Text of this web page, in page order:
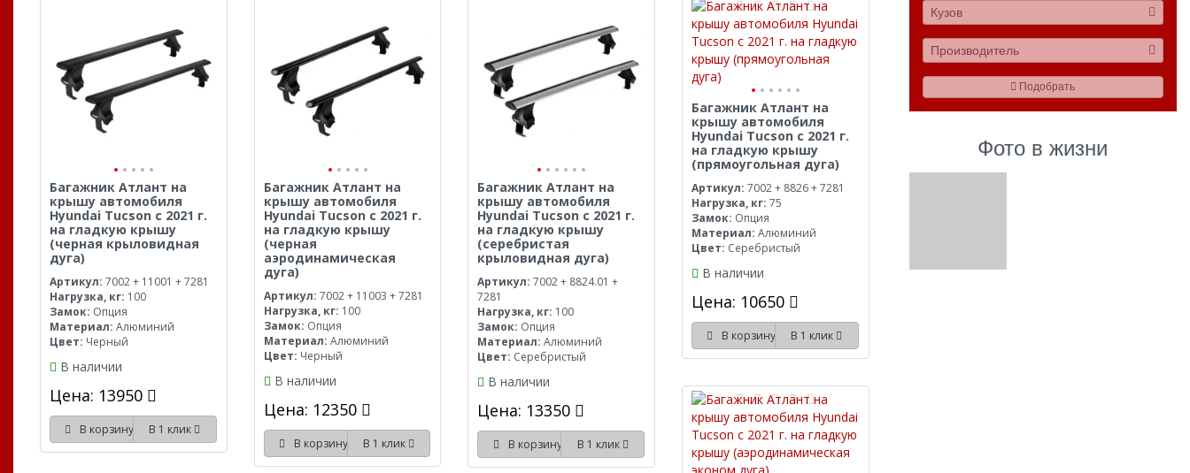
Багажник Атлант на
крышу автомобиля
Hyundai Tucson с 2021 г.
на гладкую крышу
(черная крыловидная
дуга)
Артикул: 7002 + 11001 + 7281
Нагрузка, кг: 100
Замок: Опция
Материал: Алюминий
Цвет: Черный
В наличии
Цена: 13950
В корзину В 1 клик
Багажник Атлант на
крышу автомобиля
Hyundai Tucson с 2021 г.
на гладкую крышу
(черная
аэродинамическая
дуга)
Артикул: 7002 + 11003 + 7281
Нагрузка, кг: 100
Замок: Опция
Материал: Алюминий
Цвет: Черный
В наличии
Цена: 12350
В корзину В 1 клик
Багажник Атлант на
крышу автомобиля
Hyundai Tucson с 2021 г.
на гладкую крышу
(серебристая
крыловидная дуга)
Артикул: 7002 + 8824.01 +
7281
Нагрузка, кг: 100
Замок: Опция
Материал: Алюминий
Цвет: Серебристый
В наличии
Цена: 13350
В корзину В 1 клик
Багажник Атлант на
крышу автомобиля
Hyundai Tucson с 2021 г.
на гладкую крышу
(прямоугольная дуга)
Артикул: 7002 + 8826 + 7281
Нагрузка, кг: 75
Замок: Опция
Материал: Алюминий
Цвет: Серебристый
В наличии
Цена: 10650
В корзину В 1 клик
Кузов
Производитель
Подобрать
Фото в жизни